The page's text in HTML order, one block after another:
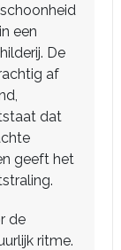
een
De
af
dat
geeft het
de
ritme.